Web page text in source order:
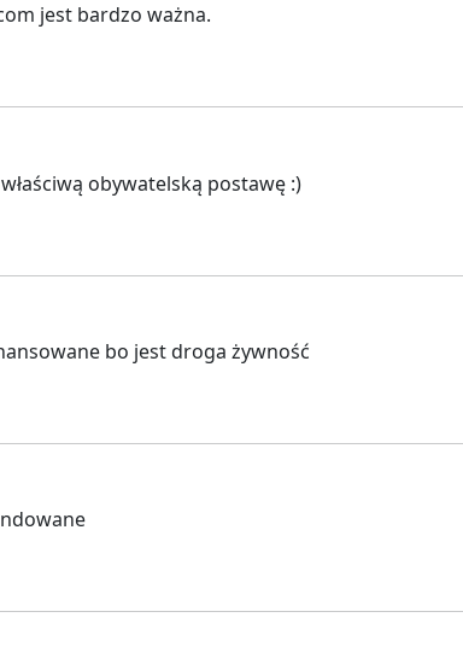
jest bardzo ważna.
obywatelską postawę :)
bo jest droga żywność